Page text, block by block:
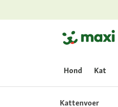
Hond Kat
Kattenvoer